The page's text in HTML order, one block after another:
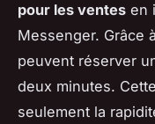
pour les ventes en
Messenger. Grâce
peuvent réserver
deux minutes.
seulement la